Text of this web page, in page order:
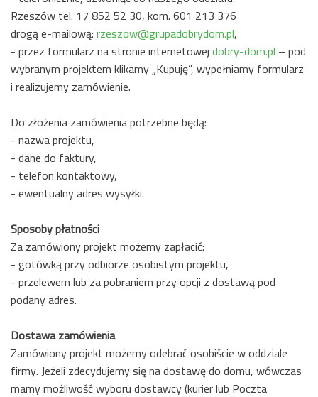
Rzeszów tel. 17 852 52 30, kom. 601 213 376
drogą e-mailową:rzeszow@grupadobrydom.pl,
- przez formularz na stronie internetowejdobry-dom.pl – pod
wybranym projektem klikamy „Kupuję”, wypełniamy formularz
i realizujemy zamówienie.
Do złożenia zamówienia potrzebne będą:
- nazwa projektu,
- dane do faktury,
- telefon kontaktowy,
- ewentualny adres wysyłki.
Sposoby płatności
Za zamówiony projekt możemy zapłacić:
- gotówką przy odbiorze osobistym projektu,
- przelewem lub za pobraniem przy opcji z dostawą pod
podany adres.
Dostawa zamówienia
Zamówiony projekt możemy odebrać osobiście w oddziale
firmy. Jeżeli zdecydujemy się na dostawę do domu, wówczas
mamy możliwość wyboru dostawcy (kurier lub Poczta